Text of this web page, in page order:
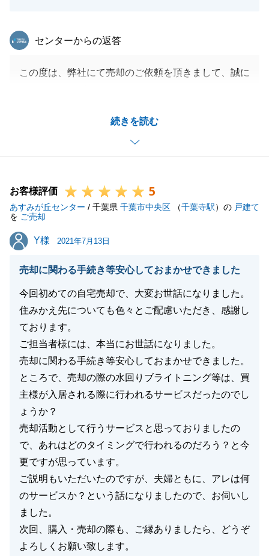
続きを読む
東急リバブル
センターからの返答
この度は、弊社にて売却のご依頼を頂きまして、誠に
不動産に関して何かお困りなことがあればいつでもお
気軽にご連絡くださいませ。
お客様評価 5
あすみが丘センター / 千葉県 千葉市中央区 （千葉寺駅）の 戸建て
を ご売却
Y様
Y様 2021年7月13日
売却に関わる手続き等安心しておまかせできました
今回初めての自宅売却で、大変お世話になりました。
住みかえ先についても色々とご配慮いただき、感謝し
ております。
ご担当者様には、本当にお世話になりました。
売却に関わる手続き等安心しておまかせできました。
ところで、売却の際の水回りブライトニング等は、買
主様が入居される際に行われるサービスだったのでし
ょうか？
売却活動として行うサービスと思っておりましたの
で、あれはどのタイミングで行われるのだろう？と今
更ですが思っています。
ご説明もいただいたのですが、夫婦ともに、アレは何
のサービスか？という話になりましたので、お伺いし
ました。
次回、購入・売却の際も、ご縁ありましたら、どうぞ
よろしくお願い致します。